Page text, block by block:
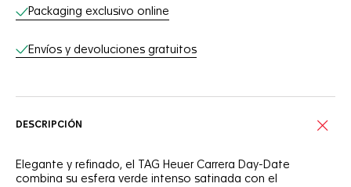
Packaging exclusivo online
Envíos y devoluciones gratuitos
DESCRIPCIÓN
Elegante y refinado, el TAG Heuer Carrera Day-Date
combina su esfera verde intenso satinada con el